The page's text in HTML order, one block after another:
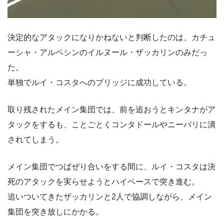
決定的なアタックになりかねないと判断したのは、カチュ
ーシャ・アルペシンのイルヌール・ザッカリンのみだっ
た。
単独でルイ・コスタへのブリッジに成功している。
取り残されたメイン集団では、前を追おうとキンタナがア
タックをするも、ことごとくコンタドールやニーバリに潰
されてしまう。
メイン集団でつばぜり合いをする間に、ルイ・コスタは決
死のアタックを実らせようとハイペースで突き進む。
追いついてきたザッカリンと2人で協調しながら、メイン
集団を突き放しにかかる。